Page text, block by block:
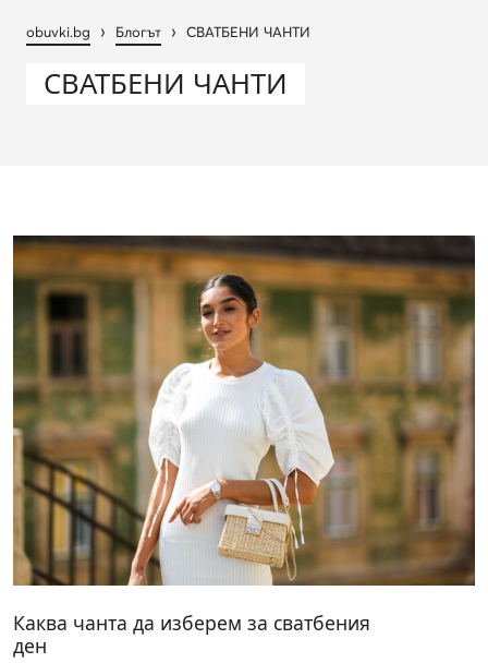
obuvki.bg › Блогът › СВАТБЕНИ ЧАНТИ
СВАТБЕНИ ЧАНТИ
Каква чанта да изберем за сватбения
ден